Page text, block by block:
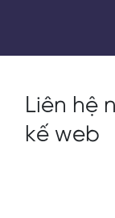
Liên hệ
kế web